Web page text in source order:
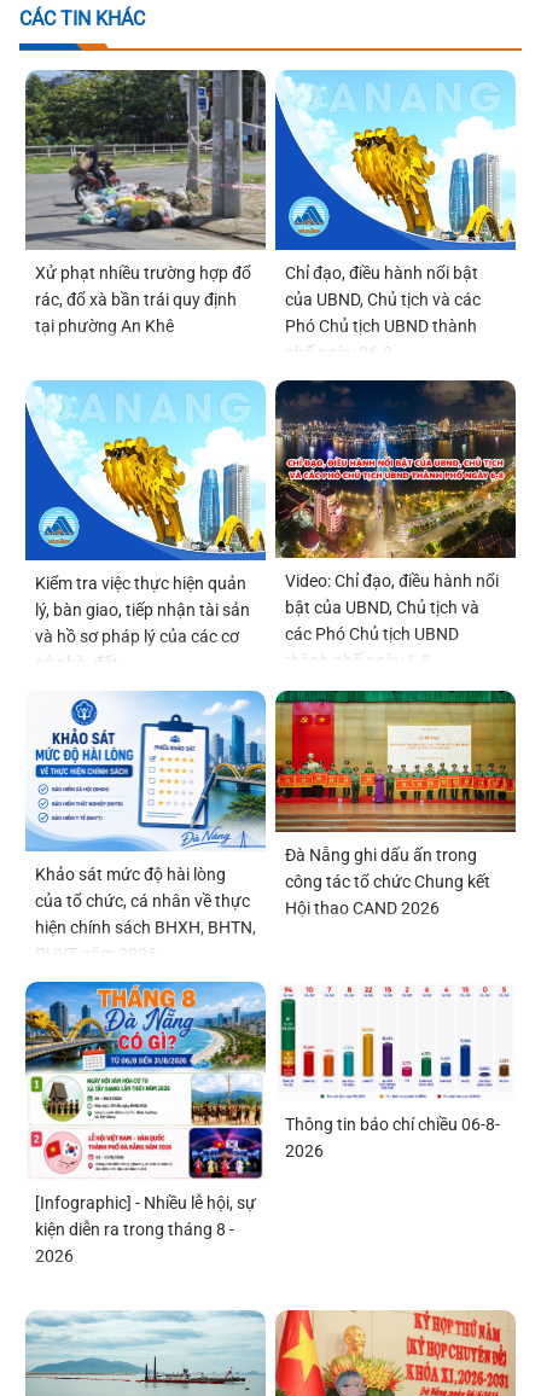
CÁC TIN KHÁC
Xử phạt nhiều trường hợp đổ
rác, đổ xà bần trái quy định
tại phường An Khê
Chỉ đạo, điều hành nổi bật
của UBND, Chủ tịch và các
Phó Chủ tịch UBND thành
phố ngày 06-8
Kiểm tra việc thực hiện quản
lý, bàn giao, tiếp nhận tài sản
và hồ sơ pháp lý của các cơ
sở nhà, đất
Video: Chỉ đạo, điều hành nổi
bật của UBND, Chủ tịch và
các Phó Chủ tịch UBND
thành phố ngày 6-8
Khảo sát mức độ hài lòng
của tổ chức, cá nhân về thực
hiện chính sách BHXH, BHTN,
BHYT năm 2026
Đà Nẵng ghi dấu ấn trong
công tác tổ chức Chung kết
Hội thao CAND 2026
[Infographic] - Nhiều lễ hội, sự
kiện diễn ra trong tháng 8 -
2026
Thông tin báo chí chiều 06-8-
2026